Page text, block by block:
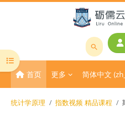
搜
课
程
或
首页 更多 简体中文
打开课程索引
统计学原理 指数视频 精品课程